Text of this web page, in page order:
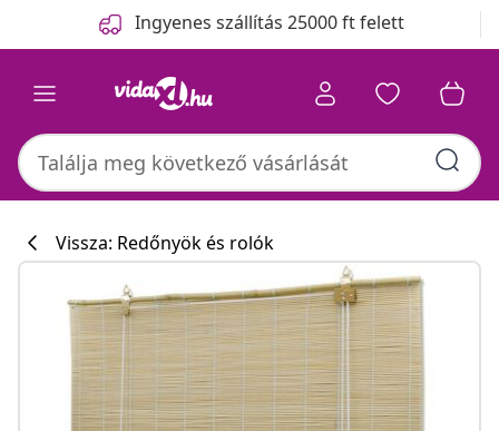
Ingyenes szállítás 25000 ft felett
Vissza: Redőnyök és rolók